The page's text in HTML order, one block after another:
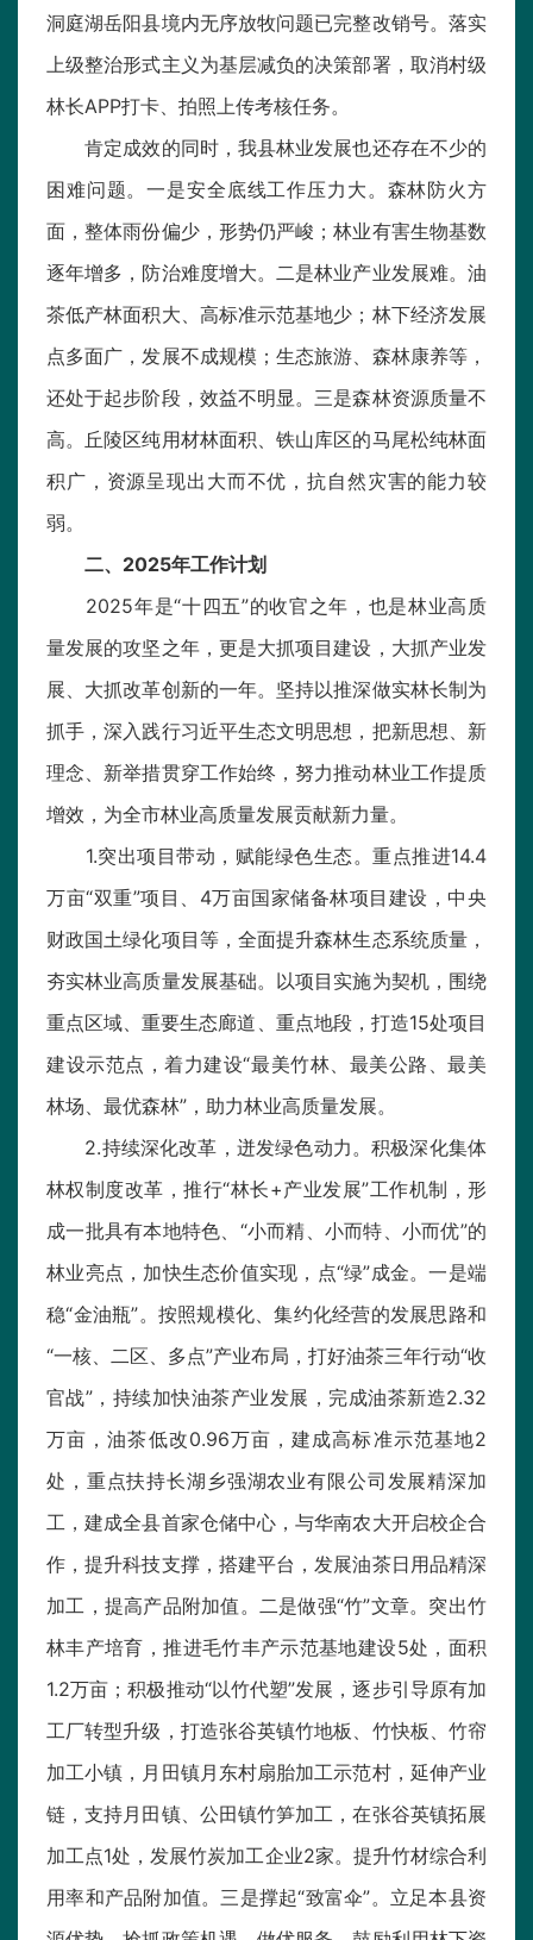
洞庭湖岳阳县境内无序放牧问题已完整改销号。落实
上级整治形式主义为基层减负的决策部署，取消村级
林长APP打卡、拍照上传考核任务。
肯定成效的同时，我县林业发展也还存在不少的
困难问题。一是安全底线工作压力大。森林防火方
面，整体雨份偏少，形势仍严峻；林业有害生物基数
逐年增多，防治难度增大。二是林业产业发展难。油
茶低产林面积大、高标准示范基地少；林下经济发展
点多面广，发展不成规模；生态旅游、森林康养等，
还处于起步阶段，效益不明显。三是森林资源质量不
高。丘陵区纯用材林面积、铁山库区的马尾松纯林面
积广，资源呈现出大而不优，抗自然灾害的能力较
弱。
二、2025年工作计划
2025年是“十四五”的收官之年，也是林业高质
量发展的攻坚之年，更是大抓项目建设，大抓产业发
展、大抓改革创新的一年。坚持以推深做实林长制为
抓手，深入践行习近平生态文明思想，把新思想、新
理念、新举措贯穿工作始终，努力推动林业工作提质
增效，为全市林业高质量发展贡献新力量。
1.突出项目带动，赋能绿色生态。重点推进14.4
万亩“双重”项目、4万亩国家储备林项目建设，中央
财政国土绿化项目等，全面提升森林生态系统质量，
夯实林业高质量发展基础。以项目实施为契机，围绕
重点区域、重要生态廊道、重点地段，打造15处项目
建设示范点，着力建设“最美竹林、最美公路、最美
林场、最优森林”，助力林业高质量发展。
2.持续深化改革，迸发绿色动力。积极深化集体
林权制度改革，推行“林长+产业发展”工作机制，形
成一批具有本地特色、“小而精、小而特、小而优”的
林业亮点，加快生态价值实现，点“绿”成金。一是端
稳“金油瓶”。按照规模化、集约化经营的发展思路和
“一核、二区、多点”产业布局，打好油茶三年行动“收
官战”，持续加快油茶产业发展，完成油茶新造2.32
万亩，油茶低改0.96万亩，建成高标准示范基地2
处，重点扶持长湖乡强湖农业有限公司发展精深加
工，建成全县首家仓储中心，与华南农大开启校企合
作，提升科技支撑，搭建平台，发展油茶日用品精深
加工，提高产品附加值。二是做强“竹”文章。突出竹
林丰产培育，推进毛竹丰产示范基地建设5处，面积
1.2万亩；积极推动“以竹代塑”发展，逐步引导原有加
工厂转型升级，打造张谷英镇竹地板、竹快板、竹帘
加工小镇，月田镇月东村扇胎加工示范村，延伸产业
链，支持月田镇、公田镇竹笋加工，在张谷英镇拓展
加工点1处，发展竹炭加工企业2家。提升竹材综合利
用率和产品附加值。三是撑起“致富伞”。立足本县资